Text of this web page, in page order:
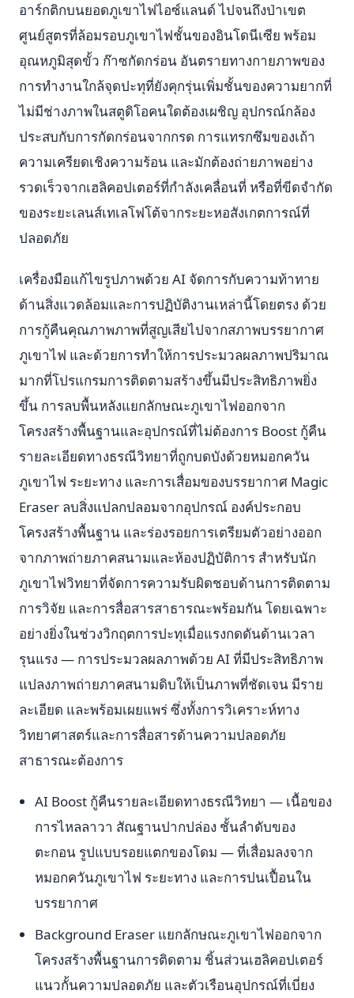
อาร์กติกบนยอดภูเขาไฟไอซ์แลนด์ ไปจนถึงป่าเขต
ศูนย์สูตรที่ล้อมรอบภูเขาไฟชั้นของอินโดนีเซีย พร้อม
อุณหภูมิสุดขั้ว ก๊าซกัดกร่อน อันตรายทางกายภาพของ
การทำงานใกล้จุดปะทุที่ยังคุกรุ่นเพิ่มชั้นของความยากที่
ไม่มีช่างภาพในสตูดิโอคนใดต้องเผชิญ อุปกรณ์กล้อง
ประสบกับการกัดกร่อนจากกรด การแทรกซึมของเถ้า
ความเครียดเชิงความร้อน และมักต้องถ่ายภาพอย่าง
รวดเร็วจากเฮลิคอปเตอร์ที่กำลังเคลื่อนที่ หรือที่ขีดจำกัด
ของระยะเลนส์เทเลโฟโต้จากระยะหอสังเกตการณ์ที่
ปลอดภัย
เครื่องมือแก้ไขรูปภาพด้วย AI จัดการกับความท้าทาย
ด้านสิ่งแวดล้อมและการปฏิบัติงานเหล่านี้โดยตรง ด้วย
การกู้คืนคุณภาพภาพที่สูญเสียไปจากสภาพบรรยากาศ
ภูเขาไฟ และด้วยการทำให้การประมวลผลภาพปริมาณ
มากที่โปรแกรมการติดตามสร้างขึ้นมีประสิทธิภาพยิ่ง
ขึ้น การลบพื้นหลังแยกลักษณะภูเขาไฟออกจาก
โครงสร้างพื้นฐานและอุปกรณ์ที่ไม่ต้องการ Boost กู้คืน
รายละเอียดทางธรณีวิทยาที่ถูกบดบังด้วยหมอกควัน
ภูเขาไฟ ระยะทาง และการเสื่อมของบรรยากาศ Magic
Eraser ลบสิ่งแปลกปลอมจากอุปกรณ์ องค์ประกอบ
โครงสร้างพื้นฐาน และร่องรอยการเตรียมตัวอย่างออก
จากภาพถ่ายภาคสนามและห้องปฏิบัติการ สำหรับนัก
ภูเขาไฟวิทยาที่จัดการความรับผิดชอบด้านการติดตาม
การวิจัย และการสื่อสารสาธารณะพร้อมกัน โดยเฉพาะ
อย่างยิ่งในช่วงวิกฤตการปะทุเมื่อแรงกดดันด้านเวลา
รุนแรง — การประมวลผลภาพด้วย AI ที่มีประสิทธิภาพ
แปลงภาพถ่ายภาคสนามดิบให้เป็นภาพที่ชัดเจน มีราย
ละเอียด และพร้อมเผยแพร่ ซึ่งทั้งการวิเคราะห์ทาง
วิทยาศาสตร์และการสื่อสารด้านความปลอดภัย
สาธารณะต้องการ
AI Boost กู้คืนรายละเอียดทางธรณีวิทยา — เนื้อของ
การไหลลาวา สัณฐานปากปล่อง ชั้นลำดับของ
ตะกอน รูปแบบรอยแตกของโดม — ที่เสื่อมลงจาก
หมอกควันภูเขาไฟ ระยะทาง และการปนเปื้อนใน
บรรยากาศ
Background Eraser แยกลักษณะภูเขาไฟออกจาก
โครงสร้างพื้นฐานการติดตาม ชิ้นส่วนเฮลิคอปเตอร์
แนวกั้นความปลอดภัย และตัวเรือนอุปกรณ์ที่เบี่ยง